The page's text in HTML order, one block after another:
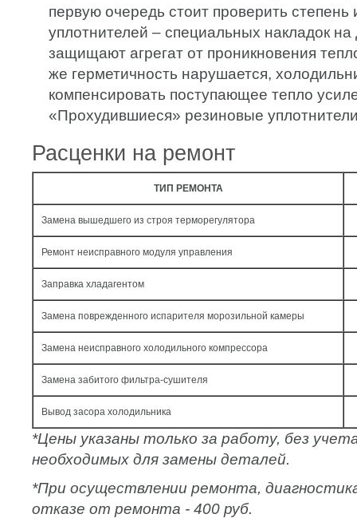
первую очередь стоит проверить
уплотнителей – специальных накладок
защищают агрегат от проникновения
же герметичность нарушается,
компенсировать поступающее тепло
«Прохудившиеся» резиновые
Расценки на ремонт
ТИП РЕМОНТА
Замена вышедшего из строя терморегулятора
Ремонт неисправного модуля управления
Заправка хладагентом
Замена поврежденного испарителя морозильной камеры
Замена неисправного холодильного компрессора
Замена забитого фильтра-сушителя
Вывод засора холодильника
*Цены указаны только за работу, без
необходимых для замены деталей.
*При осуществлении ремонта,
отказе от ремонта - 400 руб.